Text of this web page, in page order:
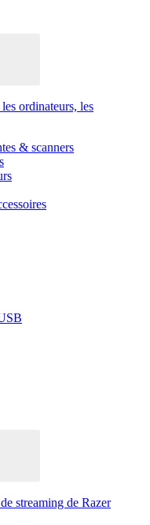
ordinateurs, les
& scanners
streaming de Razer